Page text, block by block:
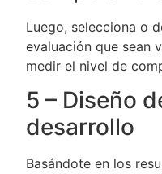
Luego, selecciona o
evaluación que sean
medir el nivel de
5 – Diseño
desarrollo
Basándote en los